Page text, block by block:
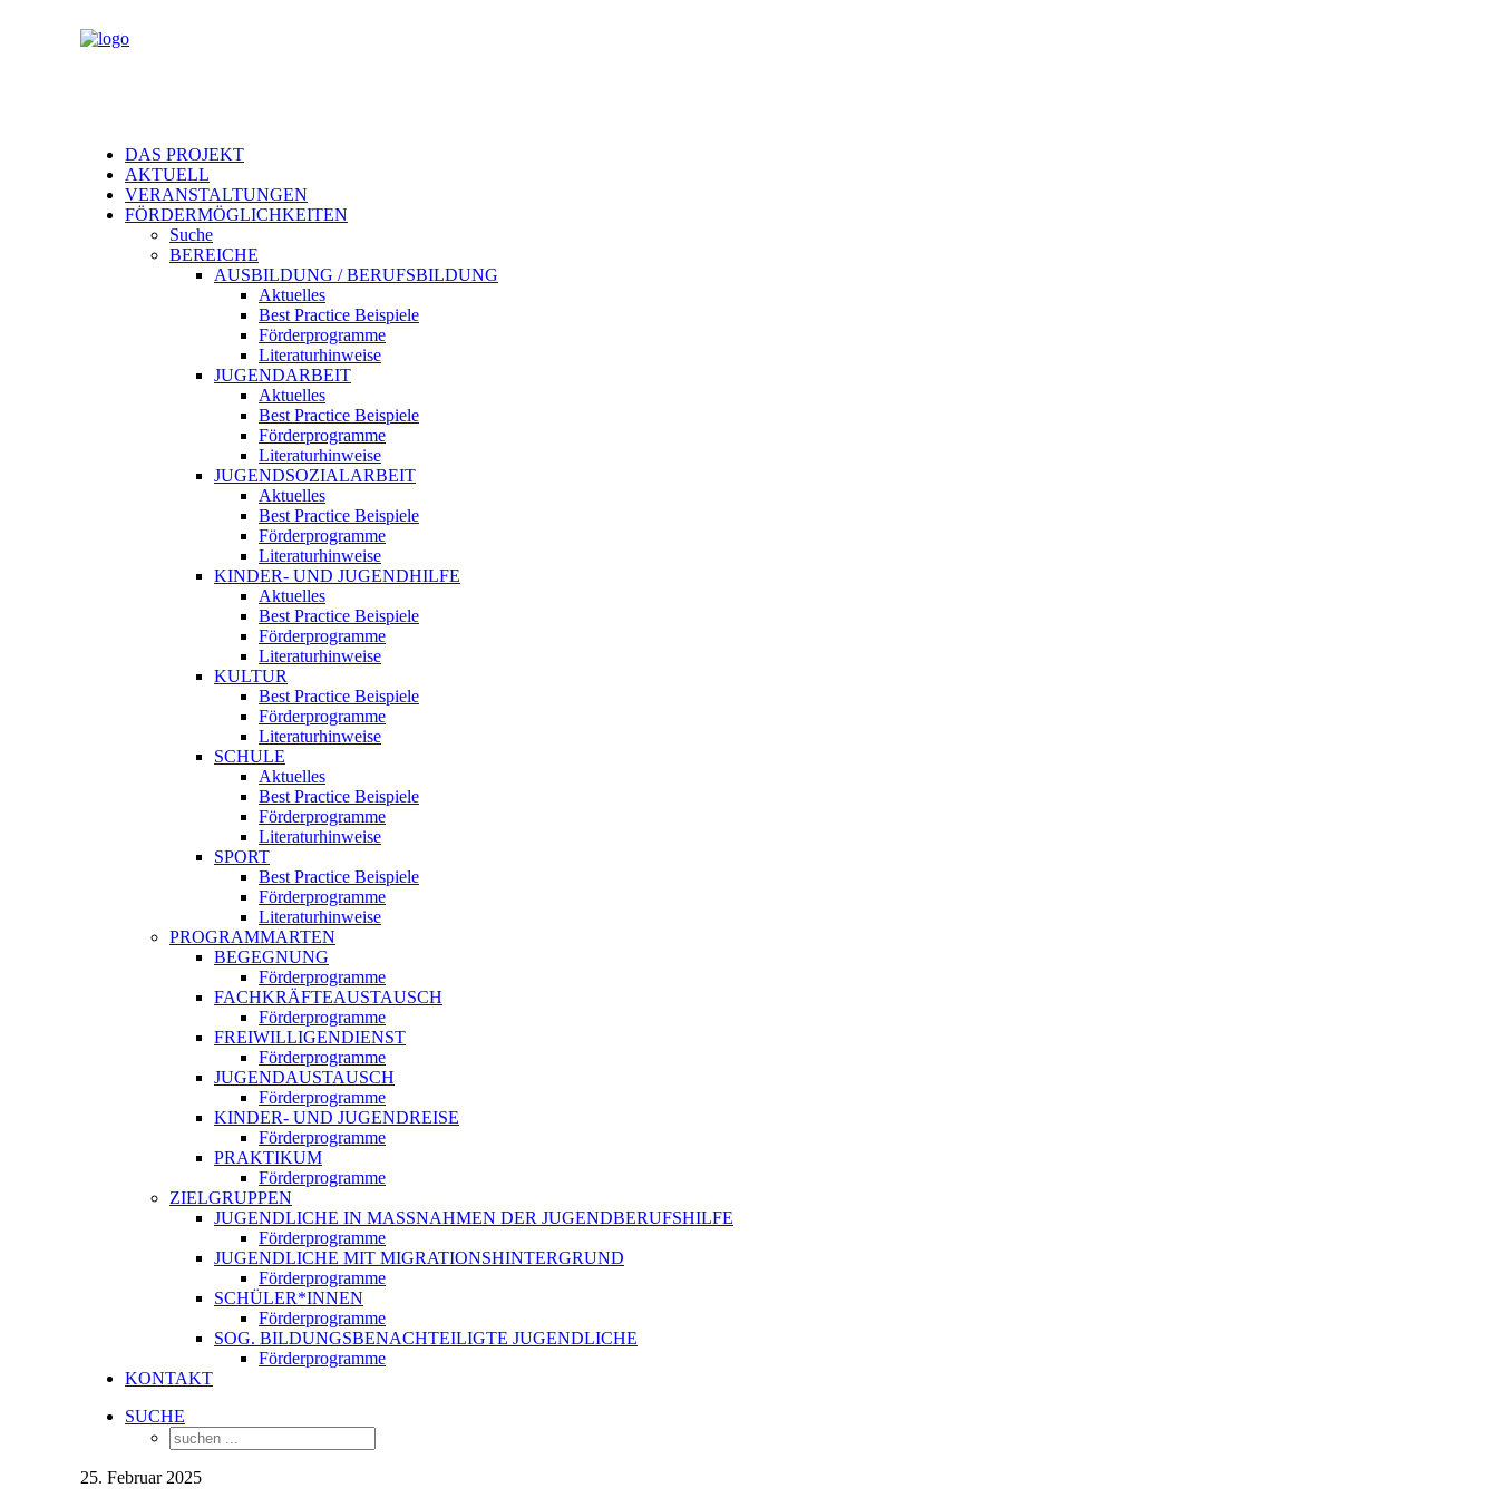
DAS PROJEKT
AKTUELL
VERANSTALTUNGEN
FÖRDERMÖGLICHKEITEN
Suche
BEREICHE
AUSBILDUNG / BERUFSBILDUNG
Aktuelles
Best Practice Beispiele
Förderprogramme
Literaturhinweise
JUGENDARBEIT
Aktuelles
Best Practice Beispiele
Förderprogramme
Literaturhinweise
JUGENDSOZIALARBEIT
Aktuelles
Best Practice Beispiele
Förderprogramme
Literaturhinweise
KINDER- UND JUGENDHILFE
Aktuelles
Best Practice Beispiele
Förderprogramme
Literaturhinweise
KULTUR
Best Practice Beispiele
Förderprogramme
Literaturhinweise
SCHULE
Aktuelles
Best Practice Beispiele
Förderprogramme
Literaturhinweise
SPORT
Best Practice Beispiele
Förderprogramme
Literaturhinweise
PROGRAMMARTEN
BEGEGNUNG
Förderprogramme
FACHKRÄFTEAUSTAUSCH
Förderprogramme
FREIWILLIGENDIENST
Förderprogramme
JUGENDAUSTAUSCH
Förderprogramme
KINDER- UND JUGENDREISE
Förderprogramme
PRAKTIKUM
Förderprogramme
ZIELGRUPPEN
JUGENDLICHE IN MASSNAHMEN DER JUGENDBERUFSHILFE
Förderprogramme
JUGENDLICHE MIT MIGRATIONSHINTERGRUND
Förderprogramme
SCHÜLER*INNEN
Förderprogramme
SOG. BILDUNGSBENACHTEILIGTE JUGENDLICHE
Förderprogramme
KONTAKT
SUCHE
25. Februar 2025